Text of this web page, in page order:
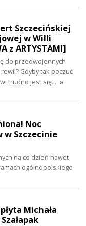
Szczecińskiej
w Willi
z ARTYSTAMI]
do przedwojennych
Gdyby tak poczuć
trudno jest się… »
Noc
w Szczecinie
na co dzień nawet
ogólnopolskiego
Michała